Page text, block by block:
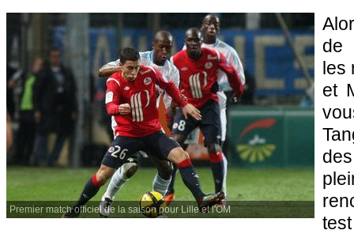
Premier match officiel de la saison pour Lille et l'OM
de
les
et